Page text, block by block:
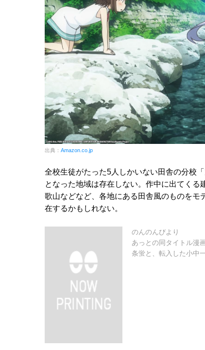
出典： Amazon.co.jp
全校生徒がたった5人しかいない田舎の分校
となった地域は存在しない。作中に出てく
歌山などなど、各地にある田舎風のものを
在するかもしれない。
のんのんびより
あっとの同タイトル漫
条蛍と、転入した小中